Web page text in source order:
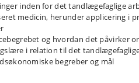
inden for det tandlægefaglige
medicin, herunder applicering i
og hvordan det påvirker
i relation til det
begreber og mål